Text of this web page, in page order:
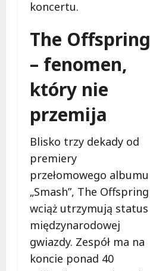
koncertu.
The Offspring
– fenomen,
który nie
przemija
Blisko trzy dekady od
premiery
przełomowego albumu
„Smash”, The Offspring
wciąż utrzymują status
międzynarodowej
gwiazdy. Zespół ma na
koncie ponad 40